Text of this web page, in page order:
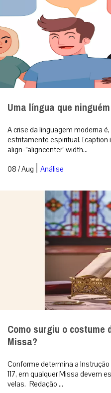
Uma língua que
A crise da linguagem moderna
estritamente espiritual. [caption
align=”aligncenter” width...
08 / Aug | Análise
Como surgiu o
Missa?
Conforme determina a
117, em qualquer Missa devem
velas. Redação ...